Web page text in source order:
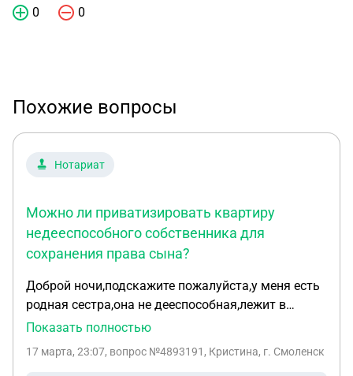
0 0
Похожие вопросы
Нотариат
Можно ли приватизировать квартиру
недееспособного собственника для
сохранения права сына?
Доброй ночи,подскажите пожалуйста,у меня есть
родная сестра,она не дееспособная,лежит в
пансионате с 2013 года,у нее есть квартира и она
25 лет,при смерти сестры можно ли сделать
Показать полностью
17 марта, 23:07, вопрос №4893191, Кристина, г. Смоленск